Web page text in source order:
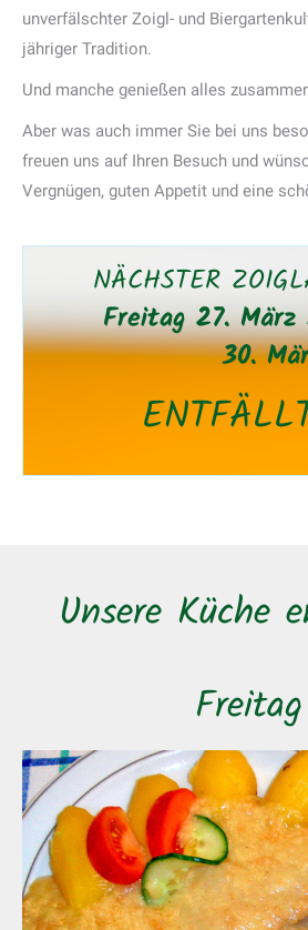
unverfälschter Zoigl- und
jähriger Tradition.
Und manche genießen alles
Aber was auch immer Sie bei uns
freuen uns auf Ihren Besuch und
Vergnügen, guten Appetit und eine
NÄCHSTER
Freitag 27.
30.
Unsere Küche
Freitag